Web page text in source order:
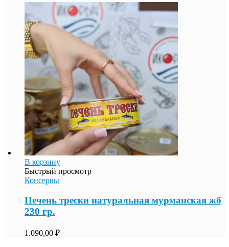
В корзину
Быстрый просмотр
Консервы
Печень трески натуральная мурманская жб
230 гр.
1.090,00 ₽